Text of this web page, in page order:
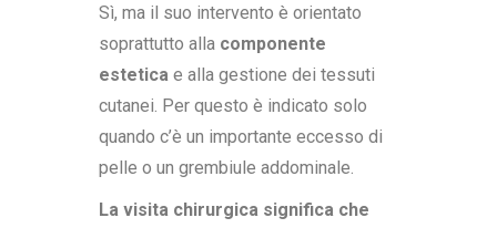
Sì, ma il suo intervento è orientato
soprattutto alla componente
estetica e alla gestione dei tessuti
cutanei. Per questo è indicato solo
quando c’è un importante eccesso di
pelle o un grembiule addominale.
La visita chirurgica significa che